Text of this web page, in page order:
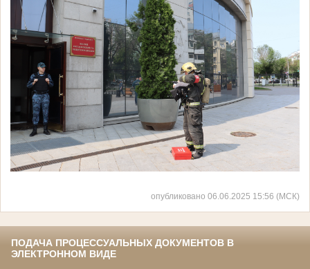
опубликовано 06.06.2025 15:56 (МСК)
ПОДАЧА ПРОЦЕССУАЛЬНЫХ ДОКУМЕНТОВ В
ЭЛЕКТРОННОМ ВИДЕ